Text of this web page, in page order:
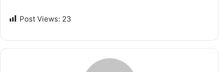
Post Views: 23